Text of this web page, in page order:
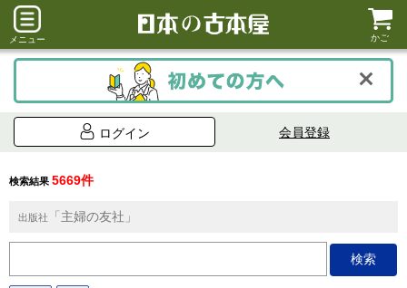
メニュー かご
ログイン 会員登録
検索結果 5669件
出版社 「主婦の友社」